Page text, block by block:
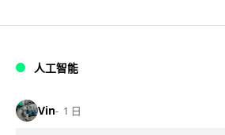
人工智能
Vin 1 日